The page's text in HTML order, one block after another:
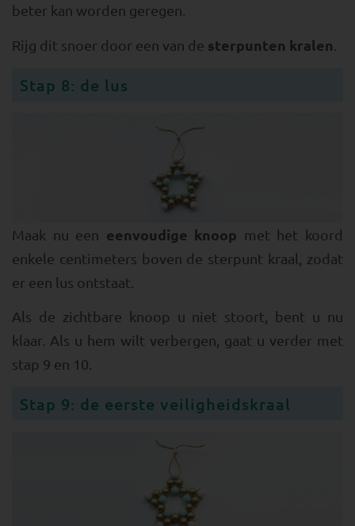
beter kan worden geregen.
Rijg dit snoer door een van de sterpunten kralen
Stap 8: de lus
Maak nu een eenvoudige knoop met het koord
enkele centimeters boven de sterpunt kraal, zodat
er een lus ontstaat.
Als de zichtbare knoop u niet stoort, bent u nu
klaar. Als u hem wilt verbergen, gaat u verder met
stap 9 en 10.
Stap 9: de eerste veiligheidskraal